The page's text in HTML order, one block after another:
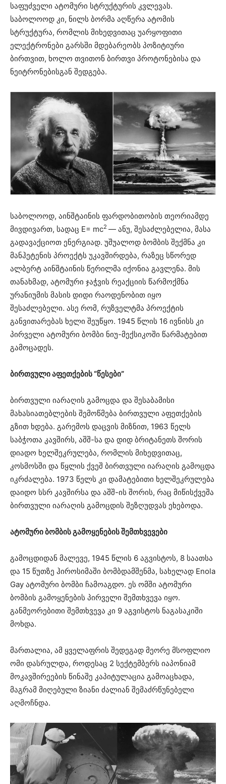
საფუძველი ატომური სტრუქტურის კვლევას.
საბოლოოდ კი, ნილს ბორმა აღწერა ატომის
სტრუქტურა, რომლის მიხედვითაც უარყოფითი
ელექტრონები გარსში მდებარეობს პოზიტიური
ბირთვით, ხოლო თვითონ ბირთვი პროტონებისა და
ნეიტრონებისგან შედგება.
საბოლოოდ, აინშტაინის ფარდობითობის თეორიამდე
მივდივართ, სადაც E= mc2 — ანუ, შესაძლებელია, მასა
გადავაქციოთ ენერგიად. უშუალოდ ბომბის შექმნა კი
მანჰეტენის პროექტს უკავშირდება, რაზეც სწორედ
ალბერტ აინშტაინის წერილმა იქონია გავლენა. მის
თანახმად, ატომური ჯაჭვის რეაქციის წარმოქმნა
ურანიუმის მასის დიდი რაოდენობით იყო
შესაძლებელი. ასე რომ, რუზველტმა პროექტის
განვითარებას ხელი შეუწყო. 1945 წლის 16 ივნისს კი
პირველი ატომური ბომბი ნიუ-მექსიკოში წარმატებით
გამოცადეს.
ბირთვული აფეთქების “წესები”
ბირთვული იარაღის გამოცდა და შესაბამისი
მახასიათებლების შემოწმება ბირთვული აფეთქების
გზით ხდება. გარემოს დაცვის მიზნით, 1963 წელს
საბჭოთა კავშირს, აშშ-სა და დიდ ბრიტანეთს შორის
დიადო ხელშეკრულება, რომლის მიხედვითაც,
კოსმოსში და წყლის ქვეშ ბირთვული იარაღის გამოცდა
იკრძალება. 1973 წელს კი დამატებითი ხელშეკრულება
დაიდო სსრ კავშირსა და აშშ-ის შორის, რაც მიწისქვეშა
ბირთვული იარაღის გამოცდის შეზღუდვას ეხებოდა.
ატომური ბომბის გამოყენების შემთხვევები
გამოცდიდან მალევე, 1945 წლის 6 აგვისტოს, 8 საათსა
და 15 წუთზე ჰიროსიმაში ბომბდამშენმა, სახელად Enola
Gay ატომური ბომბი ჩამოაგდო. ეს ომში ატომური
ბომბის გამოყენების პირველი შემთხვევა იყო.
განმეორებითი შემთხვევა კი 9 აგვისტოს ნაგასაკიში
მოხდა.
მართალია, ამ ყველაფრის შედეგად მეორე მსოფლიო
ომი დასრულდა, როდესაც 2 სექტემბერს იაპონიამ
მოკავშირეების წინაშე კაპიტულაცია გამოაცხადა,
მაგრამ მიღებული ზიანი ძალიან შემაძრწუნებელი
აღმოჩნდა.